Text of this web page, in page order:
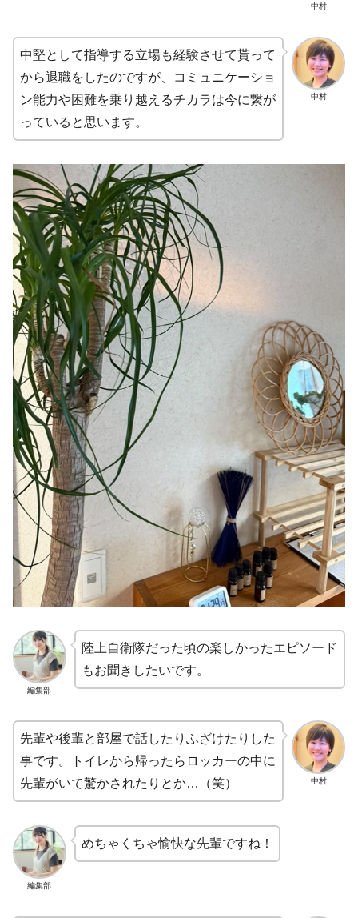
中村
中村
中堅として指導する立場も経験させて貰って
から退職をしたのですが、コミュニケーショ
ン能力や困難を乗り越えるチカラは今に繋が
っていると思います。
編集部
陸上自衛隊だった頃の楽しかったエピソード
もお聞きしたいです。
中村
先輩や後輩と部屋で話したりふざけたりした
事です。トイレから帰ったらロッカーの中に
先輩がいて驚かされたりとか…（笑）
編集部
めちゃくちゃ愉快な先輩ですね！